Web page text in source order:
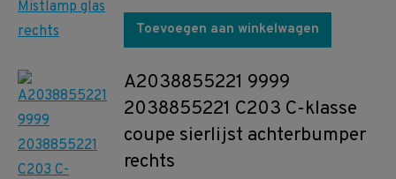
Toevoegen aan winkelwagen
A2038855221 9999
2038855221 C203 C-klasse
coupe sierlijst achterbumper
rechts